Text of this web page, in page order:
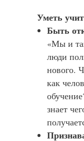
Уметь
Быть
«Мы и
люди
нового.
как
знает